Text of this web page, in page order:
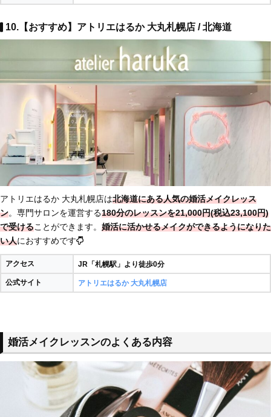
10.【おすすめ】アトリエはるか 大丸札幌店 / 北海道
アトリエはるか 大丸札幌店は北海道にある人気の婚活メイクレッス
ン。専門サロンを運営する180分のレッスンを21,000円(税込23,100円)
で受けることができます。 婚活に活かせるメイクができるようになりた
い人におすすめです
アクセス JR「札幌駅」より徒歩0分
公式サイト アトリエはるか 大丸札幌店
婚活メイクレッスンのよくある内容